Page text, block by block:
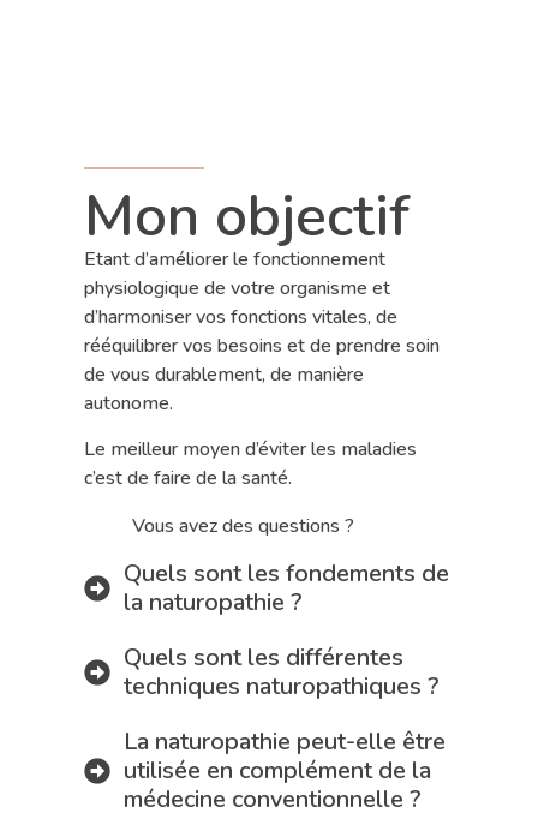
Mon objectif
Etant d’améliorer le fonctionnement
physiologique de votre organisme et
d’harmoniser vos fonctions vitales, de
rééquilibrer vos besoins et de prendre soin
de vous durablement, de manière
autonome.
Le meilleur moyen d’éviter les maladies
c’est de faire de la santé.
Vous avez des questions ?
Quels sont les fondements de
la naturopathie ?
Quels sont les différentes
techniques naturopathiques ?
La naturopathie peut-elle être
utilisée en complément de la
médecine conventionnelle ?